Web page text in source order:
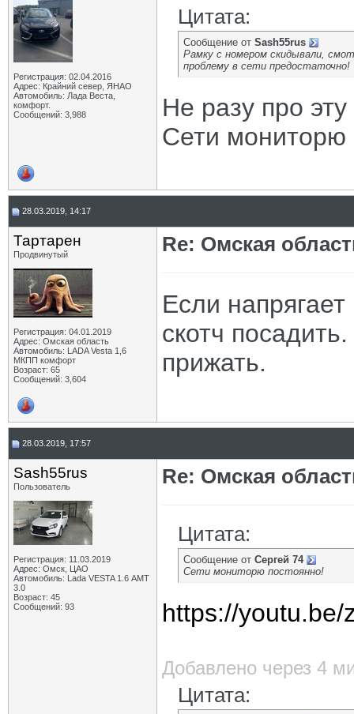
Регистрация: 02.04.2016
Адрес: Крайний север, ЯНАО
Автомобиль: Лада Веста,
комфорт.
Сообщений: 3,988
Цитата:
Сообщение от Sash55rus
Рамку с номером скидывали,
проблему в сети предостаточно!
Не разу про
Сети мониторю
28.03.2019, 14:17
Тартарен
Продвинутый
Регистрация: 04.01.2019
Адрес: Омская область
Автомобиль: LADA Vesta 1,6
МКПП комфорт
Возраст: 65
Сообщений: 3,604
Re: Омская
Если
скотч
прижать.
28.03.2019, 17:57
Sash55rus
Пользователь
Регистрация: 11.03.2019
Адрес: Омск, ЦАО
Автомобиль: Lada VESTA 1.6 АМТ
3.0
Возраст: 45
Сообщений: 93
Re: Омская
Цитата:
Сообщение от Сергей 74
Сети мониторю постоянно!
https://youtu.be/
Добавлено через 4
Цитата: